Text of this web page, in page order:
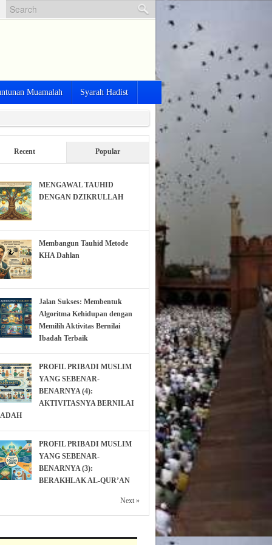
Muamalah Syarah Hadist
Recent Popular
MENGAWAL TAUHID
DENGAN DZIKRULLAH
Membangun Tauhid Metode
KHA Dahlan
Jalan Sukses: Membentuk
Algoritma Kehidupan dengan
Memilih Aktivitas Bernilai
Ibadah Terbaik
PROFIL PRIBADI MUSLIM
YANG SEBENAR-
BENARNYA (4):
AKTIVITASNYA BERNILAI
PROFIL PRIBADI MUSLIM
YANG SEBENAR-
BENARNYA (3):
BERAKHLAK AL-QUR’AN
Next »